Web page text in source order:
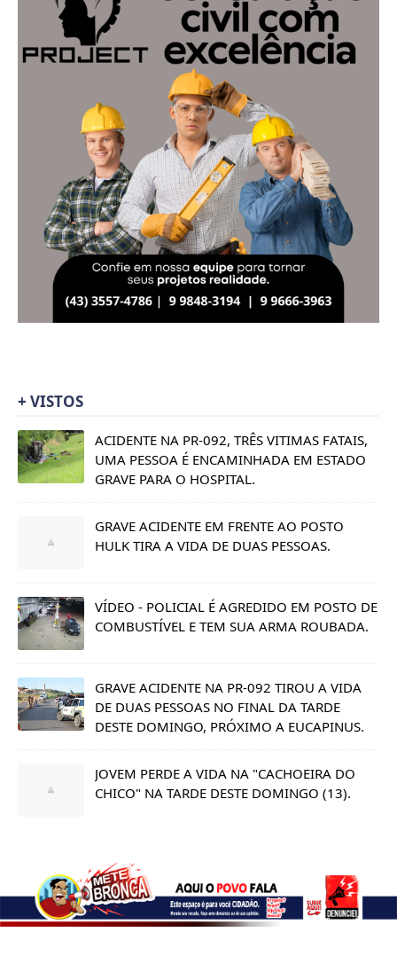
+ VISTOS
ACIDENTE NA PR-092, TRÊS VITIMAS FATAIS,
UMA PESSOA É ENCAMINHADA EM ESTADO
GRAVE PARA O HOSPITAL.
GRAVE ACIDENTE EM FRENTE AO POSTO
HULK TIRA A VIDA DE DUAS PESSOAS.
VÍDEO - POLICIAL É AGREDIDO EM POSTO DE
COMBUSTÍVEL E TEM SUA ARMA ROUBADA.
GRAVE ACIDENTE NA PR-092 TIROU A VIDA
DE DUAS PESSOAS NO FINAL DA TARDE
DESTE DOMINGO, PRÓXIMO A EUCAPINUS.
JOVEM PERDE A VIDA NA "CACHOEIRA DO
CHICO" NA TARDE DESTE DOMINGO (13).